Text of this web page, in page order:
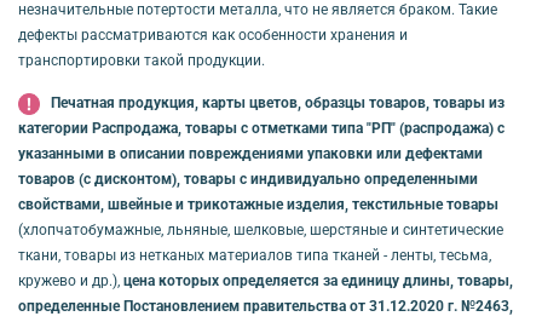
незначительные потертости металла, что не является браком. Такие
дефекты рассматриваются как особенности хранения и
транспортировки такой продукции.
Печатная продукция, карты цветов, образцы товаров, товары из
категории Распродажа, товары с отметками типа "РП" (распродажа) с
указанными в описании повреждениями упаковки или дефектами
товаров (с дисконтом), товары с индивидуально определенными
свойствами, швейные и трикотажные изделия, текстильные товары
(хлопчатобумажные, льняные, шелковые, шерстяные и синтетические
ткани, товары из нетканых материалов типа тканей - ленты, тесьма,
кружево и др.), цена которых определяется за единицу длины, товары,
определенные Постановлением правительства от 31.12.2020 г. №2463,